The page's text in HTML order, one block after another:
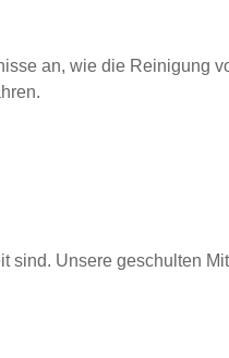
an, wie die Reinigung
Unsere geschulten